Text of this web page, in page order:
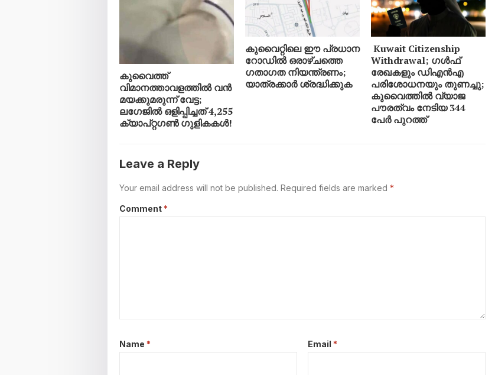
കുവൈത്ത്
വിമാനത്താവളത്തിൽ വൻ
മയക്കുമരുന്ന് വേട്ട;
ലഗേജിൽ ഒളിപ്പിച്ചത് 4,255
ക്യാപ്റ്റഗൺ ഗുളികകൾ!
കുവൈറ്റിലെ ഈ പ്രധാന
റോഡിൽ ഒരാഴ്ചത്തെ
ഗതാഗത നിയന്ത്രണം;
യാത്രക്കാർ ശ്രദ്ധിക്കുക
Kuwait Citizenship
Withdrawal; ഗൾഫ്
രേഖകളും ഡിഎൻഎ
പരിശോധനയും തുണച്ചു;
കുവൈത്തിൽ വ്യാജ
പൗരത്വം നേടിയ 344
പേർ പുറത്ത്
Leave a Reply
Your email address will not be published. Required fields are marked *
Comment *
Name * Email *